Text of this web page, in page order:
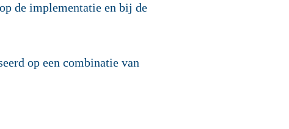
de implementatie en bij de
op een combinatie van